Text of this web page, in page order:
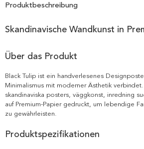
Produktbeschreibung
Skandinavische Wandkunst in
Über das Produkt
Black Tulip ist ein handverlesenes
Minimalismus mit moderner Ästhetik
skandinaviska posters, väggkonst, inredning
auf Premium-Papier gedruckt, um lebendige
zu gewährleisten.
Produktspezifikationen